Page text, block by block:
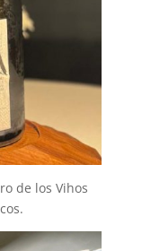
de los Vihos